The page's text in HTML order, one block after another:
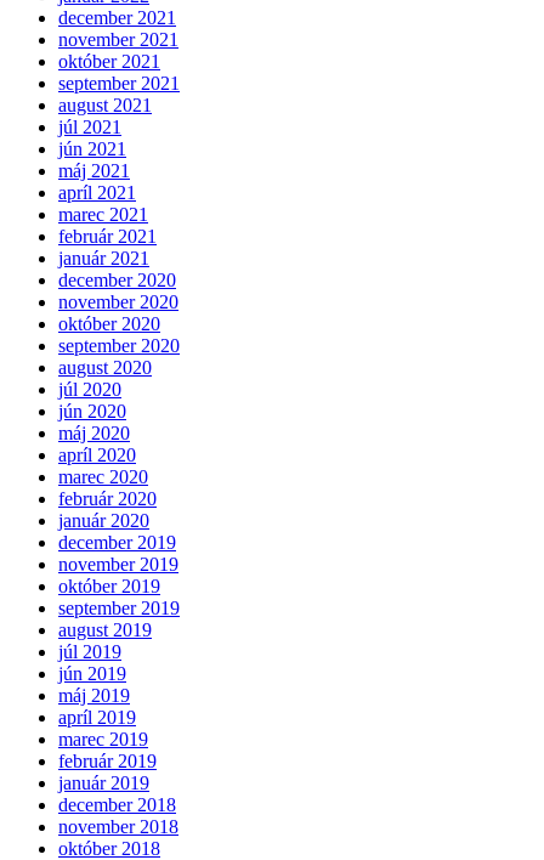
december 2021
november 2021
október 2021
september 2021
august 2021
júl 2021
jún 2021
máj 2021
apríl 2021
marec 2021
február 2021
január 2021
december 2020
november 2020
október 2020
september 2020
august 2020
júl 2020
jún 2020
máj 2020
apríl 2020
marec 2020
február 2020
január 2020
december 2019
november 2019
október 2019
september 2019
august 2019
júl 2019
jún 2019
máj 2019
apríl 2019
marec 2019
február 2019
január 2019
december 2018
november 2018
október 2018